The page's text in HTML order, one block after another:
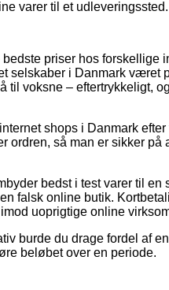
varer til et udleveringssted.
priser hos forskellige
selskaber i Danmark været
til voksne – eftertrykkeligt,
shops i Danmark efter
ordren, så man er sikker på
bedst i test varer til en
falsk online butik.
uoprigtige online
burde du drage fordel af en
beløbet over en periode.